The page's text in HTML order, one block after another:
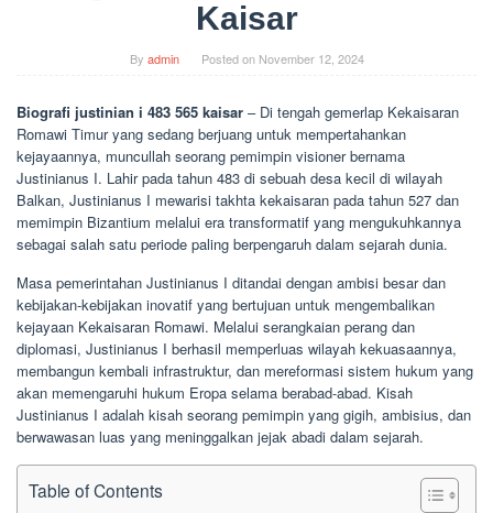
Kaisar
By admin Posted on November 12, 2024
Biografi justinian i 483 565 kaisar – Di tengah gemerlap Kekaisaran
Romawi Timur yang sedang berjuang untuk mempertahankan
kejayaannya, muncullah seorang pemimpin visioner bernama
Justinianus I. Lahir pada tahun 483 di sebuah desa kecil di wilayah
Balkan, Justinianus I mewarisi takhta kekaisaran pada tahun 527 dan
memimpin Bizantium melalui era transformatif yang mengukuhkannya
sebagai salah satu periode paling berpengaruh dalam sejarah dunia.
Masa pemerintahan Justinianus I ditandai dengan ambisi besar dan
kebijakan-kebijakan inovatif yang bertujuan untuk mengembalikan
kejayaan Kekaisaran Romawi. Melalui serangkaian perang dan
diplomasi, Justinianus I berhasil memperluas wilayah kekuasaannya,
membangun kembali infrastruktur, dan mereformasi sistem hukum yang
akan memengaruhi hukum Eropa selama berabad-abad. Kisah
Justinianus I adalah kisah seorang pemimpin yang gigih, ambisius, dan
berwawasan luas yang meninggalkan jejak abadi dalam sejarah.
Table of Contents